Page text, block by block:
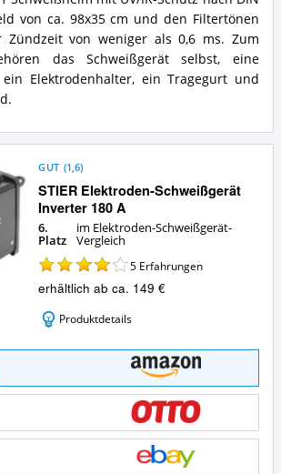
von ca. 98x35 cm und den Filtertönen
Zündzeit von weniger als 0,6 ms. Zum
das Schweißgerät selbst, eine
ein Elektrodenhalter, ein Tragegurt und
STIER Elektroden-Schweißgerät
Inverter 180 A
GUT (1,6)
6.
Platz
im Elektroden-Schweißgerät-
Vergleich
5 Erfahrungen
erhältlich ab ca. 149 €
Produktdetails